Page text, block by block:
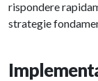
rispondere
strategie